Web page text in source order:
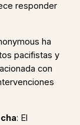
responder
ha
pacifistas y
con
: El